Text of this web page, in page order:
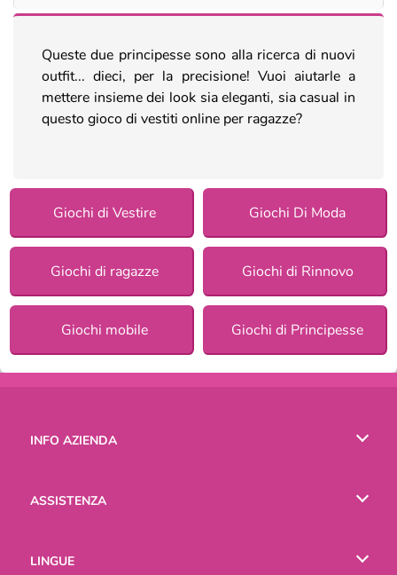
Queste due principesse sono alla ricerca di nuovi
outfit... dieci, per la precisione! Vuoi aiutarle a
mettere insieme dei look sia eleganti, sia casual in
questo gioco di vestiti online per ragazze?
Giochi di Vestire Giochi Di Moda
Giochi di ragazze Giochi di Rinnovo
Giochi mobile Giochi di Principesse
INFO AZIENDA
ASSISTENZA
LINGUE